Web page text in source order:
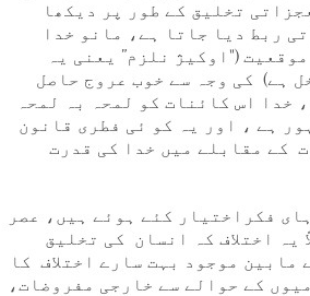
تخلیق کے طور پر دیکھا
ربط دیا جاتا ہے، مانو خدا
("اوکیژ نلزم” یعنی یہ
ہے) کی وجہ سے خوب عروج حاصل
خدا اس کائنات کو لمحہ بہ لمحہ
ہے ، اور یہ کو ئی فطری قانون
کے مقابلے میں خدا کی قدرت
فکراختیار کئے ہوئے ہیں، عصر
اختلاف کہ انسان کی تخلیق
موجود بہت سارے اختلاف کا
کے حوالے سے خارجی مفروضات،